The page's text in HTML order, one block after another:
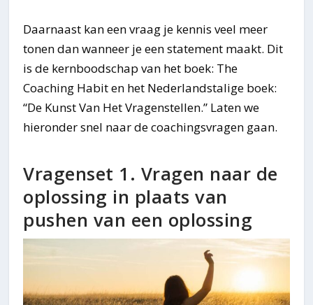
Daarnaast kan een vraag je kennis veel meer
tonen dan wanneer je een statement maakt. Dit
is de kernboodschap van het boek: The
Coaching Habit en het Nederlandstalige boek:
“De Kunst Van Het Vragenstellen.” Laten we
hieronder snel naar de coachingsvragen gaan.
Vragenset 1. Vragen naar de
oplossing in plaats van
pushen van een oplossing